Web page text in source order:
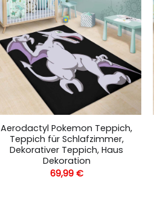
Aerodactyl Pokemon Teppich,
Teppich für Schlafzimmer,
Dekorativer Teppich, Haus
Dekoration
69,99 €